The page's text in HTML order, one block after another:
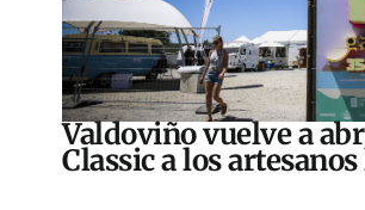
Valdoviño vuelve a
Classic a los